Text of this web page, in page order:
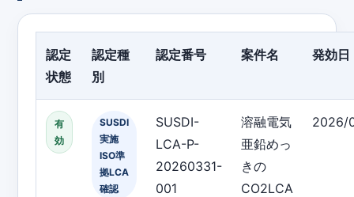
認定
状態
認定種
別
認定番号 案件名 発効日
有
効
SUSDI
実施
ISO準
拠LCA
確認
SUSDI-
LCA-P-
20260331-
001
溶融電気
亜鉛めっ
きの
CO2LCA
2026/